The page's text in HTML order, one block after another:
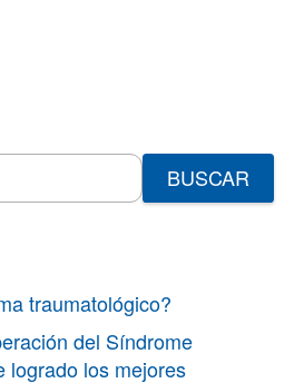
traumatológico?
del Síndrome
logrado los mejores